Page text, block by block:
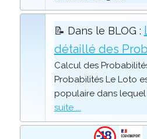
📝 Dans le BLOG :
détaillé des
Calcul des
Probabilités Le Loto
populaire dans lequel
suite ...